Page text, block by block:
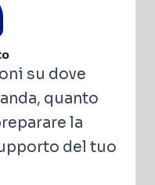
su dove
quanto
la
del tuo